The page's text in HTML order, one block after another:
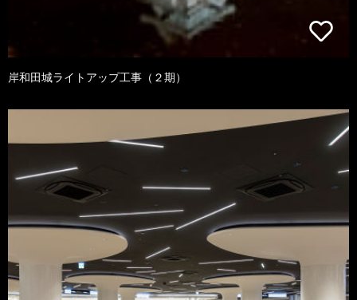
岸和田城ライトアップ工事（２期）